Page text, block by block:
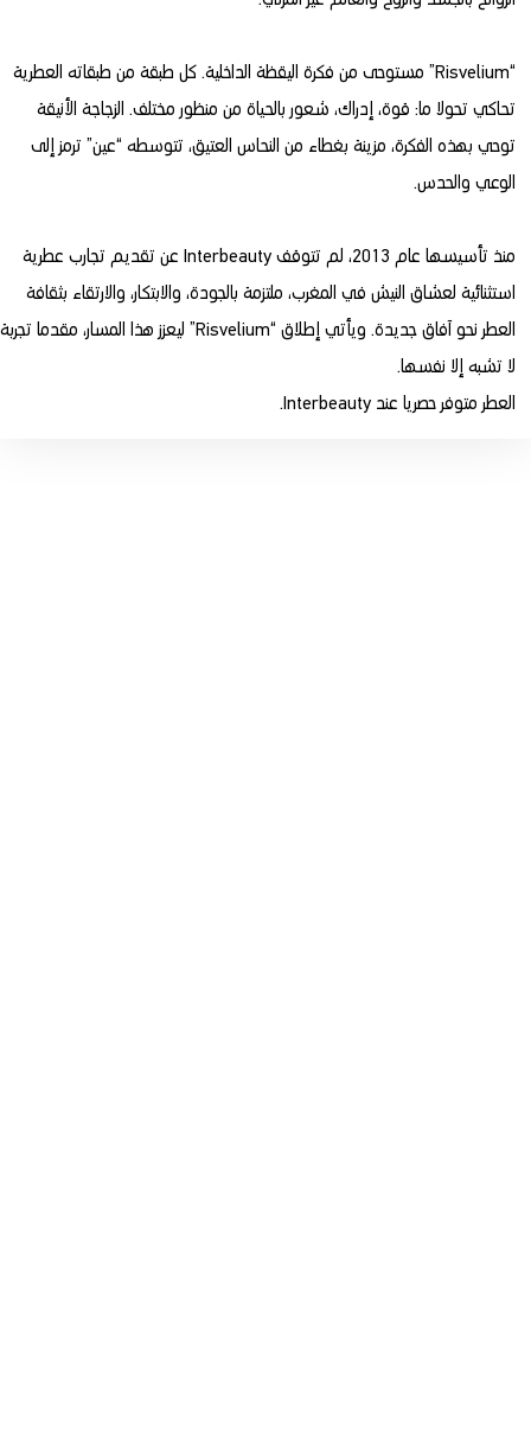
“Risvelium” مستوحى من فكرة اليقظة الداخلية. كل طبقة من طبقاته العطرية
تحاكي تحولا ما: قوة، إدراك، شعور بالحياة من منظور مختلف. الزجاجة الأنيقة
توحي بهذه الفكرة، مزينة بغطاء من النحاس العتيق، تتوسطه “عين” ترمز إلى
الوعي والحدس.
منذ تأسيسها عام 2013، لم تتوقف Interbeauty عن تقديم تجارب عطرية
استثنائية لعشاق النيش في المغرب، ملتزمة بالجودة، والابتكار، والارتقاء بثقافة
العطر نحو آفاق جديدة. ويأتي إطلاق “Risvelium” ليعزز هذا المسار، مقدما تجربة
لا تشبه إلا نفسها.
العطر متوفر حصريا عند Interbeauty.